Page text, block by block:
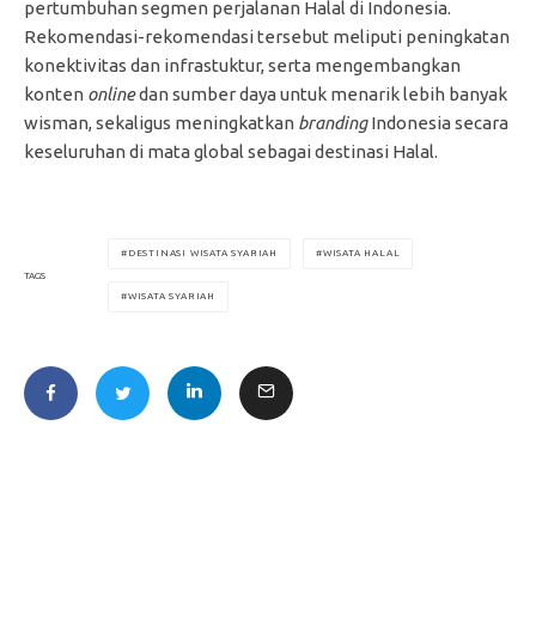
pertumbuhan segmen perjalanan Halal di Indonesia.
Rekomendasi-rekomendasi tersebut meliputi peningkatan
konektivitas dan infrastuktur, serta mengembangkan
konten onlinedan sumber daya untuk menarik lebih banyak
wisman, sekaligus meningkatkan brandingIndonesia secara
keseluruhan di mata global sebagai destinasi Halal.
TAGS
DESTINASI WISATA SYARIAH WISATA HALAL
WISATA SYARIAH